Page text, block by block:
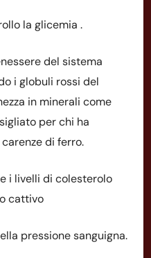
la glicemia .
del sistema
i globuli rossi del
in minerali come
per chi ha
di ferro.
i livelli di colesterolo
cattivo
pressione sanguigna.